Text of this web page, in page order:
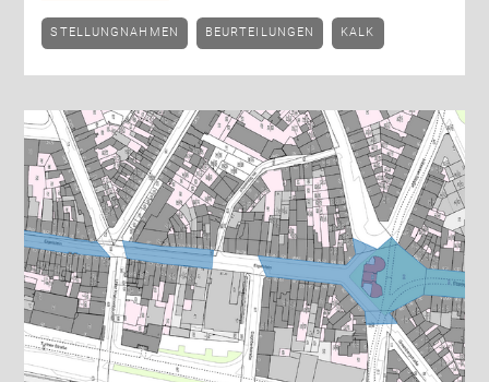
STELLUNGNAHMEN BEURTEILUNGEN KALK